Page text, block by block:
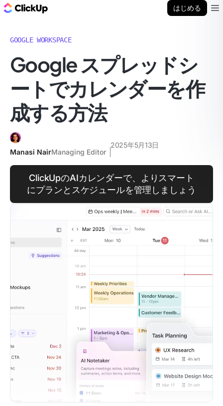
はじめる
GOOGLE WORKSPACE
Google スプレッドシ
ートでカレンダーを作
成する方法
Manasi NairManaging Editor
2025年5月13日
ClickUpのAIカレンダーで、よりスマート
にプランとスケジュールを管理しましょう